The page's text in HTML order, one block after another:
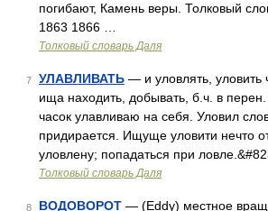
погибают, Камень веры. Толковый
1863 1866 …
Толковый словарь Даля
7 УЛАВЛИВАТЬ — и уловлять, уловить
ища находить, добывать, б.ч. в перен.
часок улавливаю на себя. Уловил
придирается. Ищуще уловити нечто
уловлену; попадаться при
Толковый словарь Даля
8 ВОДОВОРОТ — (Eddy) местное